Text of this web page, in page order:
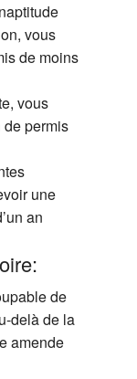
vous
de moins
vous
permis
une
an
de
delà de la
amende